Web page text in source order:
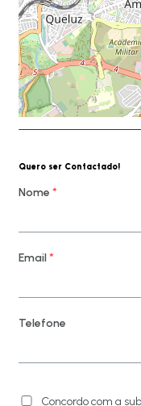
Quero ser Contactado!
Nome *
Email*
Telefone
Concordo com a